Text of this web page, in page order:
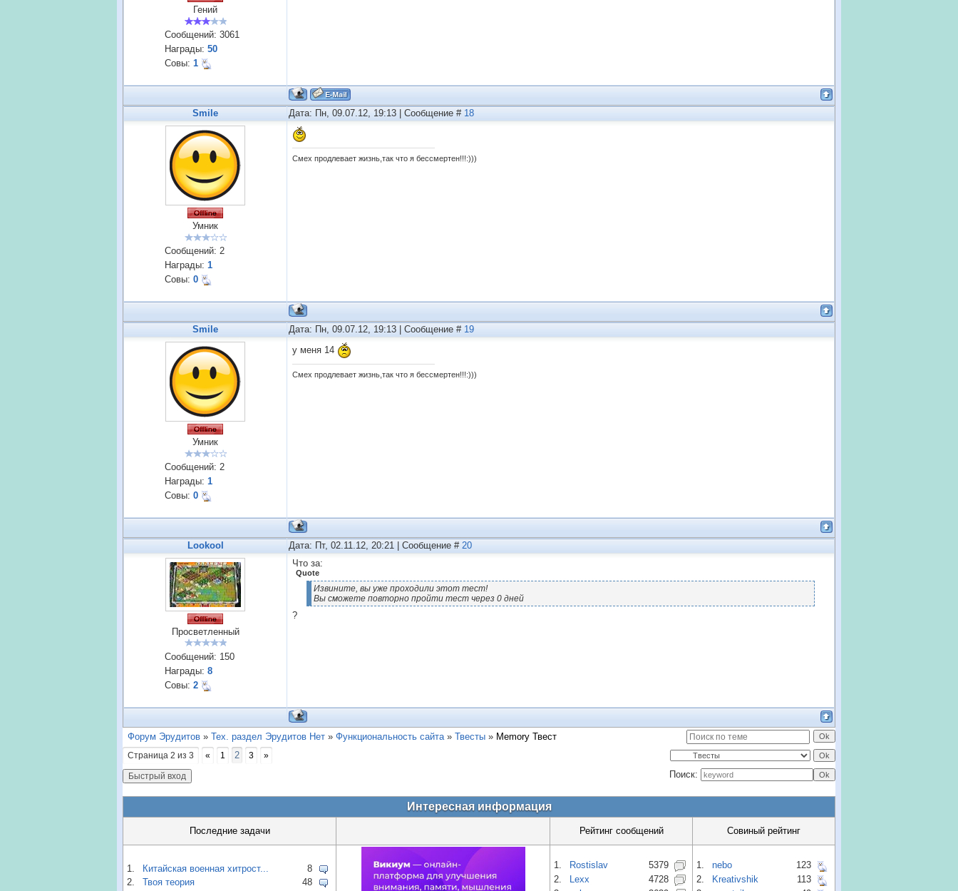
Гений
Сообщений: 3061
Награды: 50
Совы: 1
Smile Дата: Пн, 09.07.12, 19:13 | Сообщение # 18
Умник
Сообщений: 2
Награды: 1
Совы: 0
Смех продлевает жизнь,так что я бессмертен!!!:)))
Smile Дата: Пн, 09.07.12, 19:13 | Сообщение # 19
Умник
Сообщений: 2
Награды: 1
Совы: 0
у меня 14
Смех продлевает жизнь,так что я бессмертен!!!:)))
Lookool Дата: Пт, 02.11.12, 20:21 | Сообщение # 20
Просветленный
Сообщений: 150
Награды: 8
Совы: 2
Что за:
Quote
Извините, вы уже проходили этот тест!
Вы сможете повторно пройти тест через 0 дней
?
Форум Эрудитов » Тех. раздел Эрудитов Нет » Функциональность сайта » Твесты » Memory Твест
Страница 2 из 3 « 1 2 3 »
Поиск:
Интересная информация
Последние задачи Рейтинг сообщений Совиный рейтинг
1. Китайская военная хитрост...
8
2.
Твоя теория
48
1. Rostislav
5379
2.
Lexx
4728
1. nebo
123
2.
Kreativshik
113